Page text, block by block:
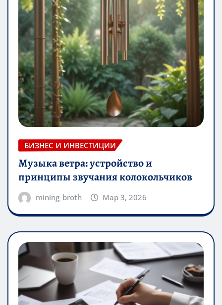
БИЗНЕС И ИНВЕСТИЦИИ
Музыка ветра: устройство и
принципы звучания колокольчиков
mining_broth Мар 3, 2026